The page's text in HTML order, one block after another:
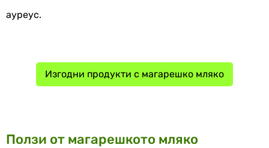
ауреус.
Изгодни продукти с магарешко мляко
Ползи от магарешкото мляко